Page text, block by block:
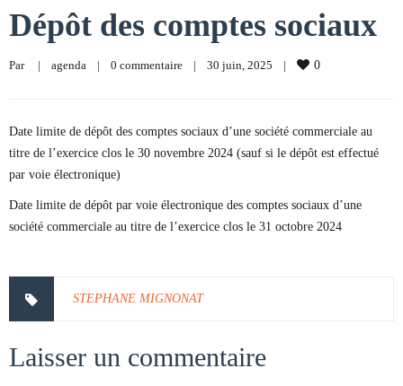
Dépôt des comptes sociaux
Par | agenda | 0 commentaire | 30 juin, 2025 | 0
Date limite de dépôt des comptes sociaux d’une société commerciale au
titre de l’exercice clos le 30 novembre 2024 (sauf si le dépôt est effectué
par voie électronique)
Date limite de dépôt par voie électronique des comptes sociaux d’une
société commerciale au titre de l’exercice clos le 31 octobre 2024
STEPHANE MIGNONAT
Laisser un commentaire